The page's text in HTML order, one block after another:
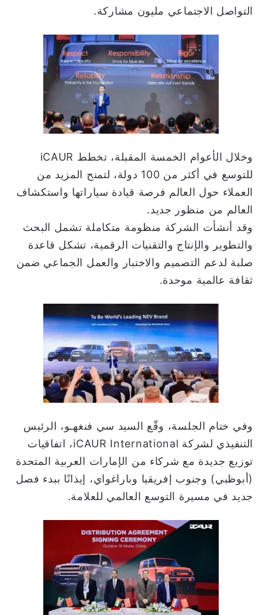
التواصل الاجتماعي مليون مشاركة.
وخلال الأعوام الخمسة المقبلة، تخطط iCAUR
للتوسع في أكثر من 100 دولة، لتمنح المزيد من
العملاء حول العالم فرصة قيادة سياراتها واستكشاف
العالم من منظور جديد.
وقد أنشأت الشركة منظومة متكاملة تشمل البحث
والتطوير والإنتاج والتقنيات الرقمية، تشكل قاعدة
صلبة لدعم التصميم والاختبار والعمل الجماعي ضمن
ثقافة عالمية موحدة.
وفي ختام الجلسة، وقّع السيد سي فنغهـو، الرئيس
التنفيذي لشركة iCAUR International، اتفاقيات
توزيع جديدة مع شركاء من الإمارات العربية المتحدة
(أبوظبي) وجنوب إفريقيا وباراغواي، إيذانًا ببدء فصل
جديد في مسيرة التوسع العالمي للعلامة.